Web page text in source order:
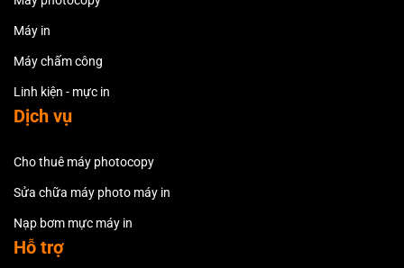
Máy in
Máy chấm công
Linh kiện - mực in
Dịch vụ
Cho thuê máy photocopy
Sửa chữa máy photo máy in
Nạp bơm mực máy in
Hỗ trợ